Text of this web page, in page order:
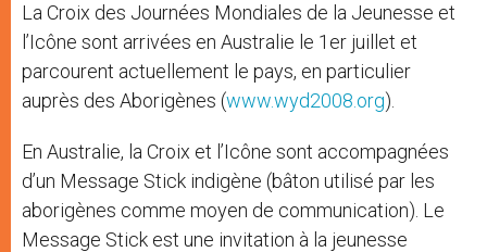
La Croix des Journées Mondiales de la Jeunesse et
l’Icône sont arrivées en Australie le 1er juillet et
parcourent actuellement le pays, en particulier
auprès des Aborigènes (www.wyd2008.org).
En Australie, la Croix et l’Icône sont accompagnées
d’un Message Stick indigène (bâton utilisé par les
aborigènes comme moyen de communication). Le
Message Stick est une invitation à la jeunesse